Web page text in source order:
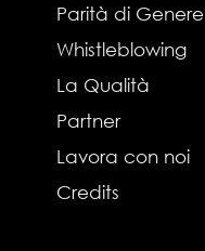
Parità di Genere
Whistleblowing
La Qualità
Partner
Lavora con noi
Credits